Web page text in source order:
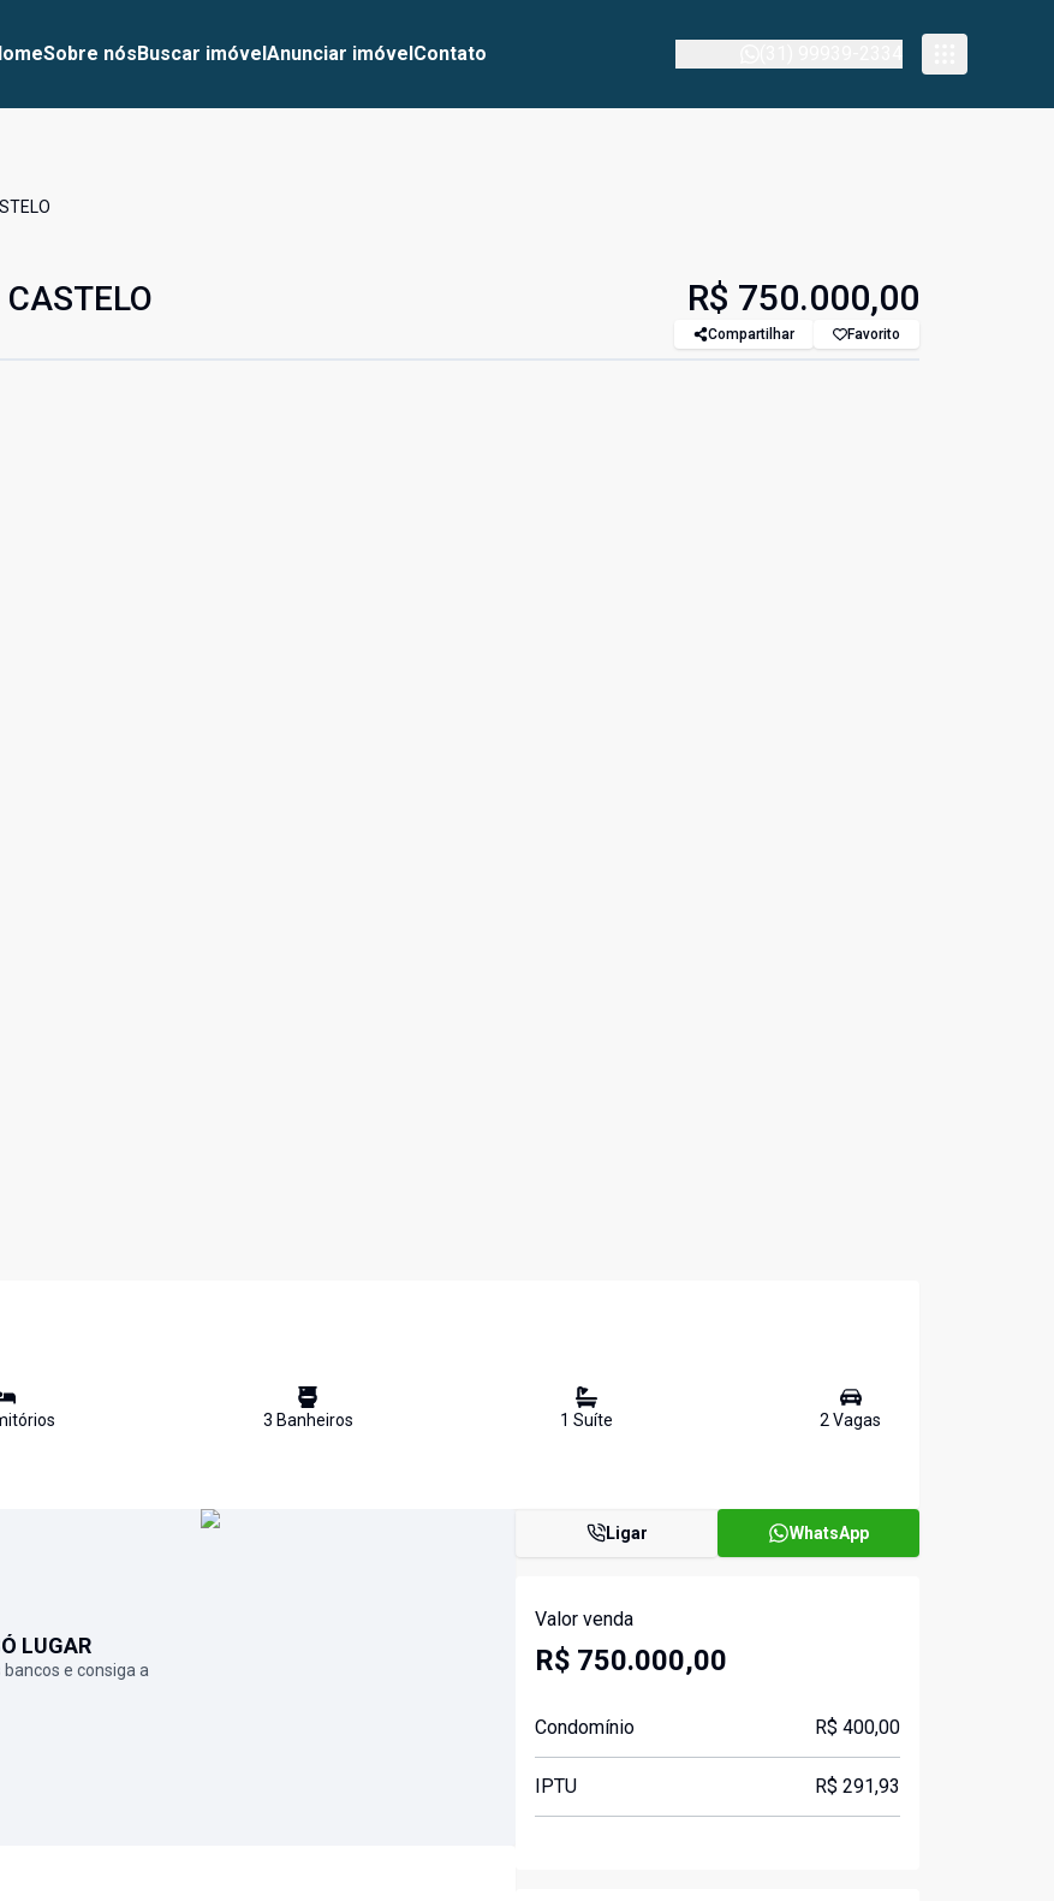
Sobre nósBuscar imóvelAnunciar imóvelContato
R$ 750.000,00
Compartilhar Favorito
s 3 Banheiros 1 Suíte 2Vagas
LUGAR
e consiga a
Ligar WhatsApp
Valor venda
R$ 750.000,00
Condomínio R$ 400,00
IPTU R$ 291,93